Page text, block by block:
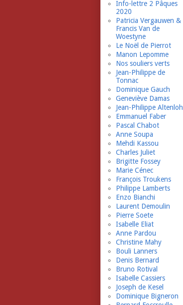
Info-lettre 2 Pâques
2020
Patricia Vergauwen &
Francis Van de
Woestyne
Le Noël de Pierrot
Manon Lepomme
Nos souliers verts
Jean-Philippe de
Tonnac
Dominique Gauch
Geneviève Damas
Jean-Philippe Altenloh
Emmanuel Faber
Pascal Chabot
Anne Soupa
Mehdi Kassou
Charles Juliet
Brigitte Fossey
Marie Cénec
François Troukens
Philippe Lamberts
Enzo Bianchi
Laurent Demoulin
Pierre Soete
Isabelle Eliat
Anne Pardou
Christine Mahy
Bouli Lanners
Denis Bernard
Bruno Rotival
Isabelle Cassiers
Joseph de Kesel
Dominique Bigneron